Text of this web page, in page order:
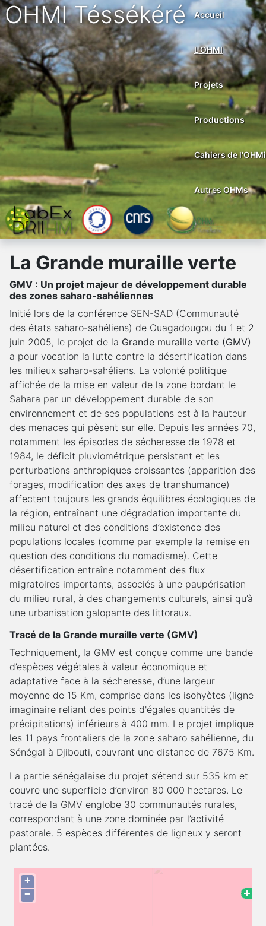
OHMI Téssékéré Accueil
L'OHMI
Projets
Productions
Cahiers de l'OHMi
Autres OHMs
La Grande muraille verte
GMV : Un projet majeur de développement durable
des zones saharo-sahéliennes
Initié lors de la conférence SEN-SAD (Communauté
des états saharo-sahéliens) de Ouagadougou du 1 et 2
juin 2005, le projet de la Grande muraille verte (GMV)
a pour vocation la lutte contre la désertification dans
les milieux saharo-sahéliens. La volonté politique
affichée de la mise en valeur de la zone bordant le
Sahara par un développement durable de son
environnement et de ses populations est à la hauteur
des menaces qui pèsent sur elle. Depuis les années 70,
notamment les épisodes de sécheresse de 1978 et
1984, le déficit pluviométrique persistant et les
perturbations anthropiques croissantes (apparition des
forages, modification des axes de transhumance)
affectent toujours les grands équilibres écologiques de
la région, entraînant une dégradation importante du
milieu naturel et des conditions d’existence des
populations locales (comme par exemple la remise en
question des conditions du nomadisme). Cette
désertification entraîne notamment des flux
migratoires importants, associés à une paupérisation
du milieu rural, à des changements culturels, ainsi qu’à
une urbanisation galopante des littoraux.
Tracé de la Grande muraille verte (GMV)
Techniquement, la GMV est conçue comme une bande
d’espèces végétales à valeur économique et
adaptative face à la sécheresse, d’une largeur
moyenne de 15 Km, comprise dans les isohyètes (ligne
imaginaire reliant des points d'égales quantités de
précipitations) inférieurs à 400 mm. Le projet implique
les 11 pays frontaliers de la zone saharo sahélienne, du
Sénégal à Djibouti, couvrant une distance de 7675 Km.
La partie sénégalaise du projet s’étend sur 535 km et
couvre une superficie d’environ 80 000 hectares. Le
tracé de la GMV englobe 30 communautés rurales,
correspondant à une zone dominée par l’activité
pastorale. 5 espèces différentes de ligneux y seront
plantées.